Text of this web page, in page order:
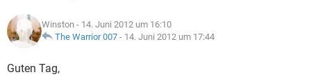
FACEBOOK
WHATSAPP TIKTOK
ANDROID
WINDOWS 10 INSTAGRAM
WHATSAPP
SPIELE STREAMING
WINDOWS 10
LEXIKON
SPIELE
Winston - 14. Juni 2012 um 16:10
The Warrior 007 - 14. Juni 2012 um 17:44
Guten Tag,